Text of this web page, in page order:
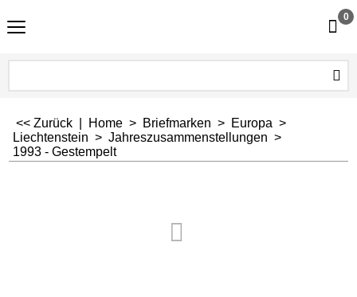
0
<< Zurück Home > Briefmarken > Europa >
Liechtenstein > Jahreszusammenstellungen >
1993 - Gestempelt